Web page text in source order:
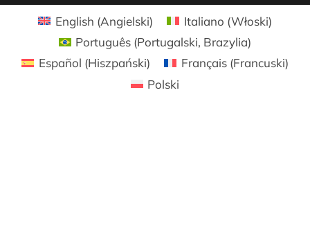
English (Angielski) Italiano (Włoski)
Português (Portugalski, Brazylia)
Español (Hiszpański) Français(Francuski)
Polski